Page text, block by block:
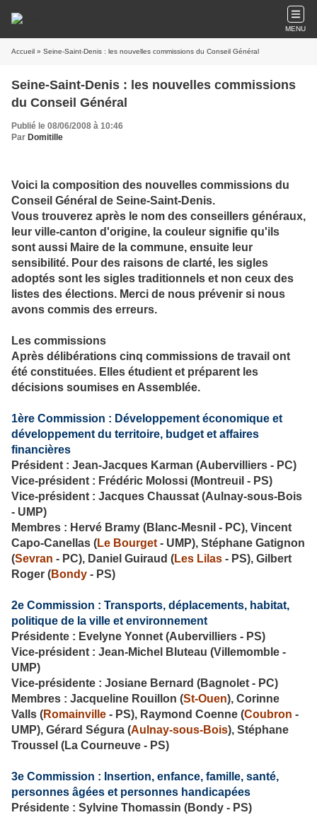
MENU
Accueil » Seine-Saint-Denis : les nouvelles commissions du Conseil Général
Seine-Saint-Denis : les nouvelles commissions
du Conseil Général
Publié le 08/06/2008 à 10:46
Par Domitille
Voici la composition des nouvelles commissions du
Conseil Général de Seine-Saint-Denis.
Vous trouverez après le nom des conseillers généraux,
leur ville-canton d'origine, la couleur signifie qu'ils
sont aussi Maire de la commune, ensuite leur
sensibilité. Pour des raisons de clarté, les sigles
adoptés sont les sigles traditionnels et non ceux des
listes des élections. Merci de nous prévenir si nous
avons commis des erreurs.
Les commissions
Après délibérations cinq commissions de travail ont
été constituées. Elles étudient et préparent les
décisions soumises en Assemblée.
1ère Commission : Développement économique et
développement du territoire, budget et affaires
financières
Président : Jean-Jacques Karman (Aubervilliers - PC)
Vice-président : Frédéric Molossi (Montreuil - PS)
Vice-président : Jacques Chaussat (Aulnay-sous-Bois
- UMP)
Membres : Hervé Bramy (Blanc-Mesnil - PC), Vincent
Capo-Canellas (Le Bourget - UMP), Stéphane Gatignon
(Sevran - PC), Daniel Guiraud (Les Lilas - PS), Gilbert
Roger (Bondy - PS)
2e Commission : Transports, déplacements, habitat,
politique de la ville et environnement
Présidente : Evelyne Yonnet (Aubervilliers - PS)
Vice-président : Jean-Michel Bluteau (Villemomble -
UMP)
Vice-présidente : Josiane Bernard (Bagnolet - PC)
Membres : Jacqueline Rouillon (St-Ouen), Corinne
Valls (Romainville - PS), Raymond Coenne (Coubron -
UMP), Gérard Ségura (Aulnay-sous-Bois), Stéphane
Troussel (La Courneuve - PS)
3e Commission : Insertion, enfance, famille, santé,
personnes âgées et personnes handicapées
Présidente : Sylvine Thomassin (Bondy - PS)